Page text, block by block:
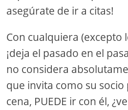
asegúrate de ir a citas!
Con cualquiera (excepto
¡deja el pasado en el
no considera
que invita como su socio
cena, PUEDE ir con él,